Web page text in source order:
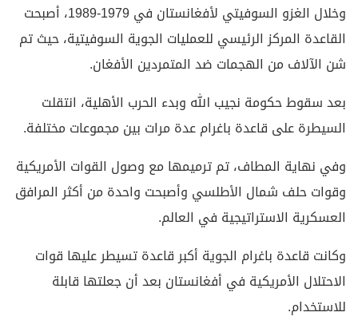
وخلال الغزو السوفيتي لأفغانستان في 1979-1989، أصبحت
القاعدة المركز الرئيسي للعمليات الجوية السوفيتية، حيث تم
شن الآلاف من الهجمات ضد المتمردين الأفغان.
بعد سقوط حكومة نجيب الله وبدء الحرب الأهلية، انتقلت
السيطرة على قاعدة باغرام عدة مرات بين مجموعات مختلفة.
وفي نهاية المطاف، تم ترميمها مع وصول القوات الأمريكية
وقوات حلف شمال الأطلسي وأصبحت واحدة من أكثر المرافق
العسكرية الاستراتيجية في العالم.
وكانت قاعدة باغرام الجوية أكبر قاعدة تسيطر عليها قوات
الاحتلال الأمريكية في أفغانستان بعد أن جعلتها قابلة
للاستخدام.